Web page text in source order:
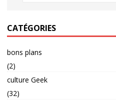
CATÉGORIES
bons plans
(2)
culture Geek
(32)